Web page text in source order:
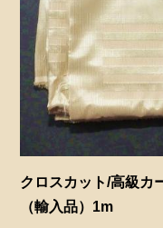
クロスカット/高級カ
（輸入品）1m